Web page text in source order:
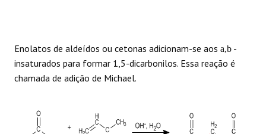
Enolatos de aldeídos ou cetonas adicionam-se aos a,b -
insaturados para formar 1,5-dicarbonilos. Essa reação é
chamada de adição de Michael.